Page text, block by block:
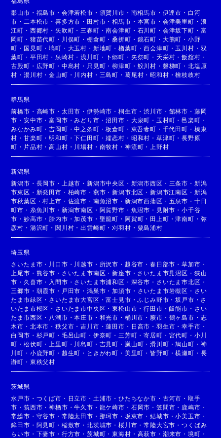
郡山市 ・ 福島市 ・ 会津若松市 ・ 須賀川市 ・ 南相馬市 ・ 伊達市 ・ 白河
市 ・ 二本松市 ・喜多方市 ・ 田村市 ・相馬市 ・ 本宮市 ・ 会津美里町 ・ 浪
江町 ・ 西郷村 ・矢吹町 ・ 三春町 ・南会津町 ・ 石川町 ・ 会津坂下町 ・ 富
岡町 ・ 猪苗代町 ・ 川俣町 ・棚倉町 ・桑折町 ・ 鏡石町 ・ 大熊町 ・ 小野
町 ・ 国見町 ・塙町 ・ 大玉村 ・ 新地町 ・楢葉町 ・西会津町 ・ 玉川村 ・ 双
葉町 ・ 平田村 ・ 泉崎村 ・浅川町 ・下郷町 ・ 矢祭町 ・ 天栄村 ・飯舘村 ・
古殿町 ・ 広野町 ・ 中島村 ・ 只見町 ・柳津町 ・ 鮫川村 ・ 磐梯町 ・ 北塩原
村 ・湯川村 ・金山町 ・ 川内村 ・ 三島町 ・ 葛尾村 ・昭和村 ・檜枝岐村
群馬県
前橋市 ・ 高崎市 ・ 太田市 ・伊勢崎市 ・桐生市 ・渋川市 ・ 館林市 ・ 藤岡
市 ・安中市 ・富岡市 ・みどり市 ・沼田市 ・ 大泉町 ・ 玉村町 ・邑楽町 ・
みなかみ町 ・吉岡町 ・中之条町 ・板倉町 ・ 東吾妻町 ・ 千代田町 ・ 榛東
村 ・甘楽町 ・明和町 ・下仁田町 ・嬬恋村 ・ 昭和村 ・ 草津町 ・長野原
町 ・ 片品村 ・高山村 ・ 川場村 ・ 南牧村 ・ 神流町 ・ 上野村
新潟県
新潟市 ・ 長岡市 ・ 上越市 ・新潟市中央区 ・ 新潟市西区 ・ 三条市 ・ 新潟
市東区 ・ 新発田市 ・ 柏崎市 ・ 燕市 ・新潟市北区 ・新潟市江南区 ・ 新潟
市秋葉区 ・村上市 ・ 佐渡市 ・ 南魚沼市 ・ 新潟市西蒲区 ・ 五泉市 ・ 十日
町市 ・ 糸魚川市 ・ 新潟市南区 ・ 阿賀野市 ・ 魚沼市 ・ 見附市 ・小千谷
市 ・妙高市 ・ 胎内市 ・加茂市 ・ 聖籠町 ・ 阿賀町 ・ 田上町 ・津南町 ・ 弥
彦村 ・ 湯沢町 ・関川村 ・出雲崎町 ・刈羽村 ・ 粟島浦村
埼玉県
さいたま市 ・ 川口市 ・ 川越市 ・ 所沢市 ・ 越谷市 ・春日部市 ・草加市 ・
上尾市 ・ 熊谷市 ・ さいたま市南区 ・新座市 ・ さいたま市見沼区 ・ 狭山
市 ・ 久喜市 ・ 入間市 ・ さいたま市浦和区 ・ 深谷市 ・ さいたま市北区 ・
三郷市 ・ 朝霞市 ・ 戸田市 ・鴻巣市 ・加須市 ・ さいたま市岩槻区 ・ さい
たま市緑区 ・ さいたま市大宮区 ・富士見市 ・ふじみ野市 ・坂戸市 ・ さ
いたま市桜区 ・ さいたま市中央区 ・東松山市 ・行田市 ・飯能市 ・ さい
たま市西区 ・ 八潮市 ・本庄市 ・ 和光市 ・ 桶川市 ・蕨市 ・ 鶴ヶ島市 ・ 志
木市 ・ 北本市 ・秩父市 ・吉川市 ・蓮田市 ・ 日高市 ・ 羽生市 ・幸手市 ・
白岡市 ・ 杉戸町 ・ 毛呂山町 ・ 伊奈町 ・ 三芳町 ・寄居町 ・ 宮代町 ・ 小川
町 ・松伏町 ・ 上里町 ・ 川島町 ・ 吉見町 ・ 嵐山町 ・滑川町 ・鳩山町 ・ 神
川町 ・ 小鹿野町 ・ 越生町 ・ ときがわ町 ・ 美里町 ・ 皆野町 ・横瀬町 ・ 長
瀞町 ・ 東秩父村
茨城県
水戸市 ・ つくば市 ・ 日立市 ・ 土浦市 ・ひたちなか市 ・ 古河市 ・ 取手
市 ・筑西市 ・神栖市 ・牛久市 ・ 龍ケ崎市 ・ 石岡市 ・ 笠間市 ・ 鹿嶋市 ・
常総市 ・ 守谷市 ・ 常陸太田市 ・ 那珂市 ・ 坂東市 ・結城市 ・小美玉市 ・
鉾田市 ・ 阿見町 ・ 稲敷市 ・北茨城市 ・桜川市 ・常陸大宮市 ・つくばみ
らい市 ・ 下妻市 ・ 行方市 ・茨城町 ・東海村 ・ 高萩市 ・ 潮来市 ・ 境町 ・